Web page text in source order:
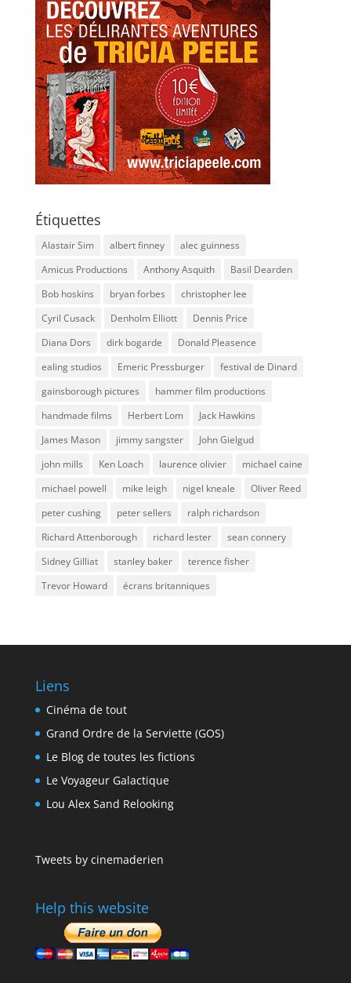
Étiquettes
Alastair Sim albert finney
alec guinness
Amicus Productions
Anthony Asquith
Basil Dearden
Bob hoskins
bryan forbes
christopher lee
Cyril Cusack
Denholm Elliott
Dennis Price
Diana Dors
dirk bogarde
Donald Pleasence
ealing studios
Emeric Pressburger
festival de Dinard
gainsborough pictures
hammer film productions
handmade films
Herbert Lom
Jack Hawkins
James Mason
jimmy sangster
John Gielgud
john mills
Ken Loach laurence olivier
michael caine
michael powell
mike leigh nigel kneale
Oliver Reed
peter cushing
peter sellers
ralph richardson
Richard Attenborough
richard lester
sean connery
Sidney Gilliat
stanley baker
terence fisher
Trevor Howard
écrans britanniques
Liens
Cinéma de tout
Grand Ordre de la Serviette (GOS)
Le Blog de toutes les fictions
Le Voyageur Galactique
Lou Alex Sand Relooking
Tweets by cinemaderien
Help this website